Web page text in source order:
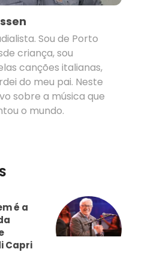
Sou de Porto
criança, sou
canções italianas,
do meu pai. Neste
sobre a música que
o mundo.
é a
Capri